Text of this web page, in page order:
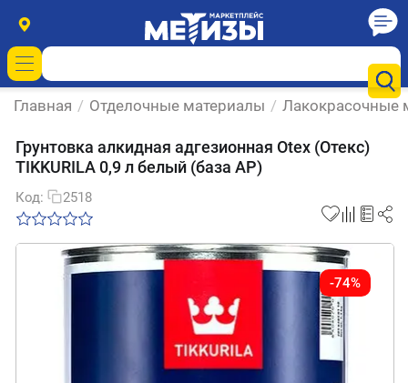
Главная / Отделочные материалы / Лакокрасочные
Грунтовка алкидная адгезионная Otex (Отекс)
TIKKURILA 0,9 л белый (база АР)
Код: 2518
-74%